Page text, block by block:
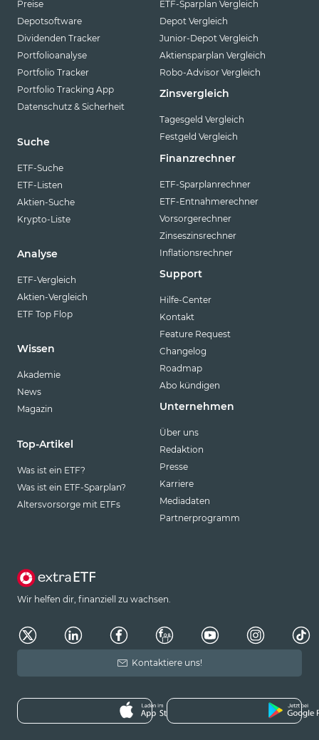
Preise
Depotsoftware
Dividenden Tracker
Portfolioanalyse
Portfolio Tracker
Portfolio Tracking App
Datenschutz & Sicherheit
Suche
ETF-Suche
ETF-Listen
Aktien-Suche
Krypto-Liste
Analyse
ETF-Vergleich
Aktien-Vergleich
ETF Top Flop
Wissen
Akademie
News
Magazin
Top-Artikel
Was ist ein ETF?
Was ist ein ETF-Sparplan?
Altersvorsorge mit ETFs
ETF-Sparplan Vergleich
Depot Vergleich
Junior-Depot Vergleich
Aktiensparplan Vergleich
Robo-Advisor Vergleich
Zinsvergleich
Tagesgeld Vergleich
Festgeld Vergleich
Finanzrechner
ETF-Sparplanrechner
ETF-Entnahmerechner
Vorsorgerechner
Zinseszinsrechner
Inflationsrechner
Support
Hilfe-Center
Kontakt
Feature Request
Changelog
Roadmap
Abo kündigen
Unternehmen
Über uns
Redaktion
Presse
Karriere
Mediadaten
Partnerprogramm
Wir helfen dir, finanziell zu wachsen.
Kontaktiere uns!